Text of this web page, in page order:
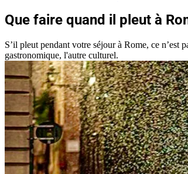
Que faire quand il pleut à
S’il pleut pendant votre séjour à Rome, ce n’est
gastronomique, l'autre culturel.